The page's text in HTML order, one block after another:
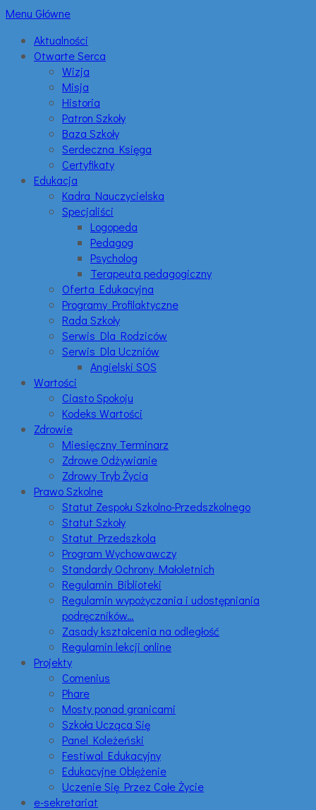
Menu Główne
Aktualności
Otwarte Serca
Wizja
Misja
Historia
Patron Szkoły
Baza Szkoły
Serdeczna Księga
Certyfikaty
Edukacja
Kadra Nauczycielska
Specjaliści
Logopeda
Pedagog
Psycholog
Terapeuta pedagogiczny
Oferta Edukacyjna
Programy Profilaktyczne
Rada Szkoły
Serwis Dla Rodziców
Serwis Dla Uczniów
Angielski SOS
Wartości
Ciasto Spokoju
Kodeks Wartości
Zdrowie
Miesięczny Terminarz
Zdrowe Odżywianie
Zdrowy Tryb Życia
Prawo Szkolne
Statut Zespołu Szkolno-Przedszkolnego
Statut Szkoły
Statut Przedszkola
Program Wychowawczy
Standardy Ochrony Małoletnich
Regulamin Biblioteki
Regulamin wypożyczania i udostępniania
podręczników…
Zasady kształcenia na odległość
Regulamin lekcji online
Projekty
Comenius
Phare
Mosty ponad granicami
Szkoła Ucząca Się
Panel Koleżeński
Festiwal Edukacyjny
Edukacyjne Oblężenie
Uczenie Się Przez Całe Życie
e-sekretariat